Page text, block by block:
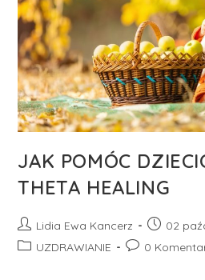
JAK POMÓC
THETA HEALING
Post
author:
Lidia Ewa Kancerz
Post
published:
02
PostUZDRAWIANIE
Post0